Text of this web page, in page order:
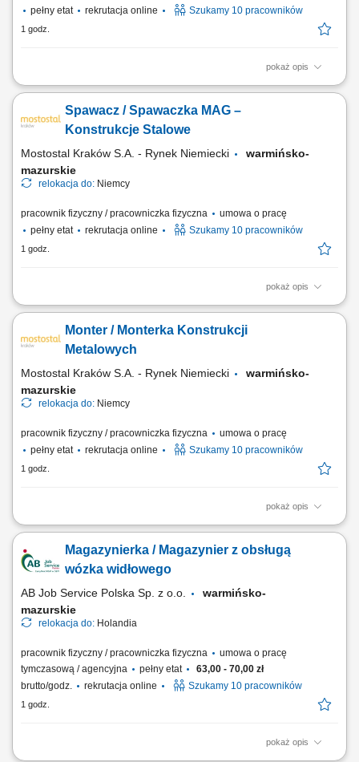
pełny etat
rekrutacja online Szukamy 10 pracowników
1 godz.
pokaż opis
Opis stanowiska: Czyszczenie i przygotowywanie form do produkcji
z wymaganiami produkcji. Udział w procesie betonowania i obróbki
świeżego betonu. Kontrola jakości wykonywanych prac. Utrzymywanie
Spawacz / Spawaczka MAG –
Konstrukcje Stalowe
Mostostal Kraków S.A. - Rynek Niemiecki
warmińsko-
mazurskie
relokacja do: Niemcy
pracownik fizyczny / pracowniczka fizyczna
umowa o pracę
pełny etat
rekrutacja online Szukamy 10 pracowników
1 godz.
pokaż opis
Opis stanowiska: Wykonywanie prac spawalniczych metodą MAG 135
pozycjach zgodnie z wymaganiami technologicznymi. Odczytywanie
dokumentacji technicznej i kontrola jakości wykonanych połączeń.
Monter / Monterka Konstrukcji
Metalowych
Mostostal Kraków S.A. - Rynek Niemiecki
warmińsko-
mazurskie
relokacja do: Niemcy
pracownik fizyczny / pracowniczka fizyczna
umowa o pracę
pełny etat
rekrutacja online Szukamy 10 pracowników
1 godz.
pokaż opis
Opis stanowiska: Składanie i dopasowywanie konstrukcji stalowych
MAG przygotowujących elementy do spawania. Obróbka i
przygotowanie materiałów z wykorzystaniem palnika gazowego.
Magazynierka / Magazynier z obsługą
wózka widłowego
AB Job Service Polska Sp. z o.o.
warmińsko-
mazurskie
relokacja do: Holandia
pracownik fizyczny / pracowniczka fizyczna
umowa o pracę
tymczasową / agencyjna
pełny etat
63,00 - 70,00 zł
brutto/godz.
rekrutacja online Szukamy 10 pracowników
1 godz.
pokaż opis
Czym będziesz się zajmować: Pobieraniem i kompletowaniem towarów